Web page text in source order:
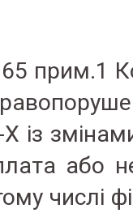
прим.1
із
або
числі